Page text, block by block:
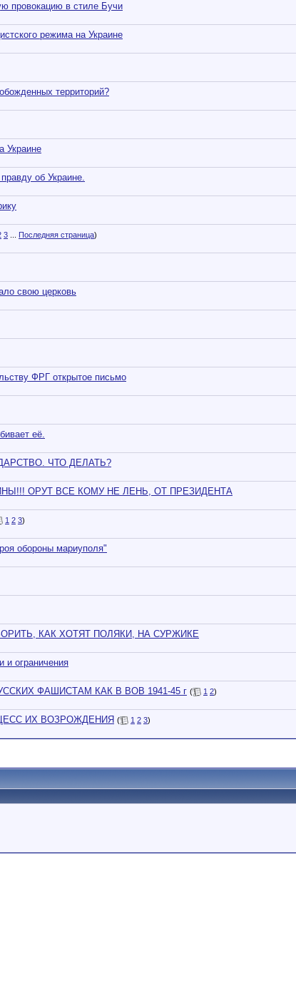
провокацию в стиле Бучи
режима на Украине
территорий?
Украине
об Украине.
3 Последняя страница)
свою церковь
ФРГ открытое письмо
её.
ЧТО ДЕЛАТЬ?
ОРУТ ВСЕ КОМУ НЕ ЛЕНЬ, ОТ ПРЕЗИДЕНТА
1 2 3)
обороны мариуполя"
КАК ХОТЯТ ПОЛЯКИ, НА СУРЖИКЕ
и ограничения
ФАШИСТАМ КАК В ВОВ 1941-45 г ( 1 2)
ИХ ВОЗРОЖДЕНИЯ ( 1 2 3)